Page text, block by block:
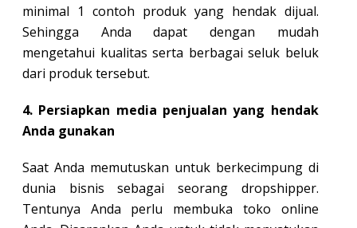
minimal 1 contoh produk yang hendak dijual.
Sehingga Anda dapat dengan mudah
mengetahui kualitas serta berbagai seluk beluk
dari produk tersebut.
4. Persiapkan media penjualan yang hendak
Anda gunakan
Saat Anda memutuskan untuk berkecimpung di
dunia bisnis sebagai seorang dropshipper.
Tentunya Anda perlu membuka toko online